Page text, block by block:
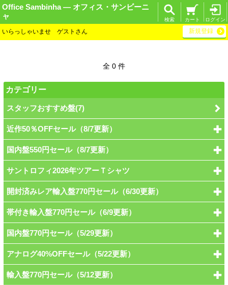
Office Sambinha ― オフィス・サンビーニ
ャ
ログイン
カート
検索
いらっしゃいませ ゲストさん 新規登録
全 0 件
カテゴリー
スタッフおすすめ盤(7)
近作50％OFFセール（8/7更新）
国内盤550円セール（8/7更新）
サントロフィ2026年ツアーＴシャツ
開封済みレア輸入盤770円セール（6/30更新）
帯付き輸入盤770円セール（6/9更新）
国内盤770円セール（5/29更新）
アナログ40%OFFセール（5/22更新）
輸入盤770円セール（5/12更新）